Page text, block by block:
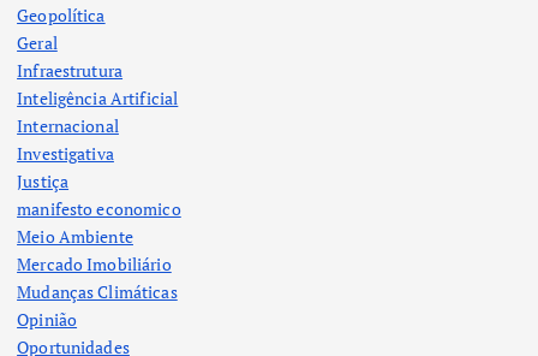
Geopolítica
Geral
Infraestrutura
Inteligência Artificial
Internacional
Investigativa
Justiça
manifesto economico
Meio Ambiente
Mercado Imobiliário
Mudanças Climáticas
Opinião
Oportunidades